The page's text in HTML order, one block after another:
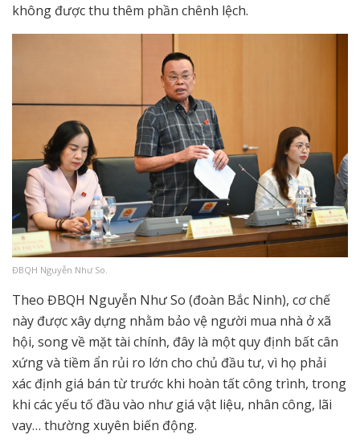
không được thu thêm phần chênh lệch.
ĐBQH Nguyễn Như So.
Theo ĐBQH Nguyễn Như So (đoàn Bắc Ninh), cơ chế
này được xây dựng nhằm bảo vệ người mua nhà ở xã
hội, song về mặt tài chính, đây là một quy định bất cân
xứng và tiềm ẩn rủi ro lớn cho chủ đầu tư, vì họ phải
xác định giá bán từ trước khi hoàn tất công trình, trong
khi các yếu tố đầu vào như giá vật liệu, nhân công, lãi
vay… thường xuyên biến động.